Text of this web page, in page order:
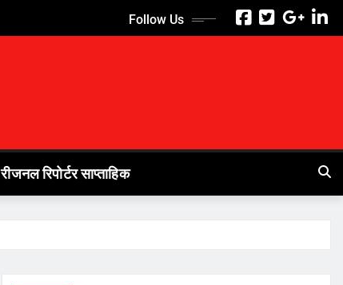
Follow Us
रीजनल रिपोर्टर साप्ताहिक